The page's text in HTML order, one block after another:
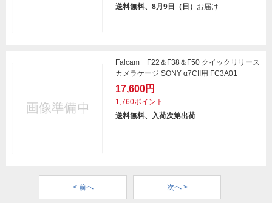
送料無料、8月9日（日） お届け
Falcam F22＆F38＆F50 クイックリリース
カメラケージ SONY α7CII用 FC3A01
17,600円
1,760ポイント
送料無料、入荷次第出荷
< 前へ 次へ >